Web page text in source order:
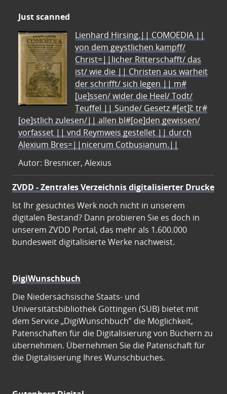
Just scanned
Lienhard Hirsing.|| COMOEDIA ||
von dem geystlichen kampff/
Christ=||licher Ritterschafft/ das
ist/ wie die || Christen aus warheit
der schrifft/ sich legen || m#
[ue]ssen/ wider die Heel/ Todt/
Teuffel || Sünde/ Gesetz #[et]c̃ tr#
[oe]stlich zulesen/|| allen bl#[oe]den gewissen/
vorfasset || vnd Reymweis gestellet || durch
Alexium Bres=||nicerum Cotbusianum.||
Autor: Bresnicer, Alexius
ZVDD - Zentrales Verzeichnis digitalisierter Drucke
Ist Ihr gesuchtes Werk noch nicht in unserem
digitalen Bestand? Dann probieren Sie es doch in
unserem ZVDD Portal, das mehr als 1.600.000
bundesweit digitalisierte Werke nachweist.
DigiWunschbuch
Die Niedersächsische Staats- und
Universitätsbibliothek Göttingen (SUB) bietet mit
dem Service „DigiWunschbuch” die Möglichkeit,
Patenschaften für die Digitalisierung von Büchern zu
übernehmen. Übernehmen Sie die Patenschaft für
die Digitalisierung Ihres Wunschbuches.